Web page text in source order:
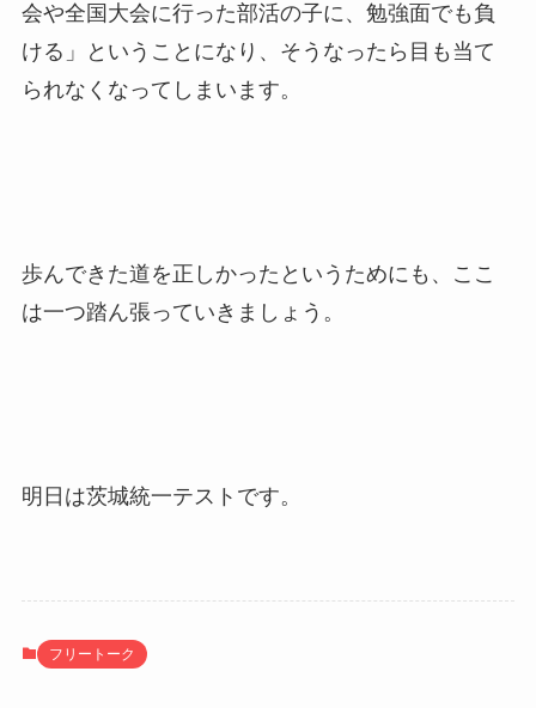
会や全国大会に行った部活の子に、勉強面でも負
ける」ということになり、そうなったら目も当て
られなくなってしまいます。
歩んできた道を正しかったというためにも、ここ
は一つ踏ん張っていきましょう。
明日は茨城統一テストです。
フリートーク